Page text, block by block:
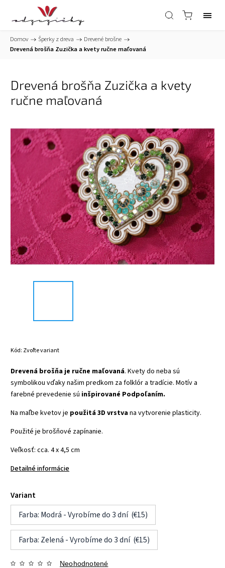
Domov / Šperky z dreva / Drevené brošne /
Drevená brošňa Zuzička a kvety ručne maľovaná
Drevená brošňa Zuzička a kvety
ručne maľovaná
Kód: Zvoľte variant
Drevená brošňa je ručne maľovaná. Kvety do neba sú
symbolikou vďaky našim predkom za folklór a tradície. Motív a
farebné prevedenie sú inšpirované Podpoľaním.
Na maľbe kvetov je použitá 3D vrstvana vytvorenie plasticity.
Použité je brošňové zapínanie.
Veľkosť: cca. 4 x 4,5 cm
Detailné informácie
Variant
Farba: Modrá - Vyrobíme do 3 dní (€15)
Farba: Zelená - Vyrobíme do 3 dní (€15)
Neohodnotené